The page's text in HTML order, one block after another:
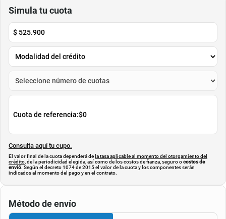
Simula tu cuota
$ 525.900
Cuota de referencia:$0
Consulta aquí tu cupo.
El valor final de la cuota dependerá de la tasa aplicable al momento del otorgamiento del
crédito , de la periodicidad elegida, así como de los costos de fianza, seguro ocostos de
envió. Según el decreto 1074 de 2015 el valor de la cuota y los componentes serán
indicados al momento del pago y en el contrato.
Método de envío